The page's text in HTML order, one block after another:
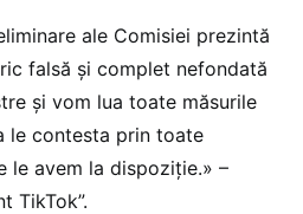
ale Comisiei prezintă
falsă și complet nefondată
și vom lua toate măsurile
le contesta prin toate
le avem la dispoziție.» –
TikTok”.